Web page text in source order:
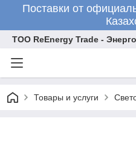
Поставки от
ТОО ReEnergy Trade -
Товары и услуги